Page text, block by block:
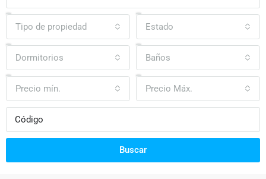
Tipo de propiedad Estado
Dormitorios Baños
Precio mín. Precio Máx.
Buscar